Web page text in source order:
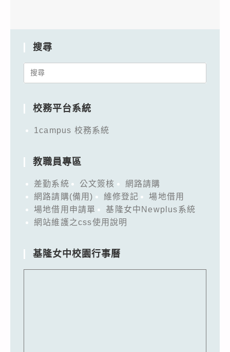
搜尋
Search
校務平台系統
1campus 校務系統
教職員專區
差勤系統 公文簽核
網路請購
網路請購(備用)
維修登記
場地借用
場地借用申請單
基隆女中Newplus系統
網站維護之css使用說明
基隆女中校園行事曆